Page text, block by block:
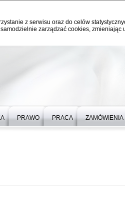
z serwisu oraz do celów
zarządzać cookies,
PRAWO PRACA